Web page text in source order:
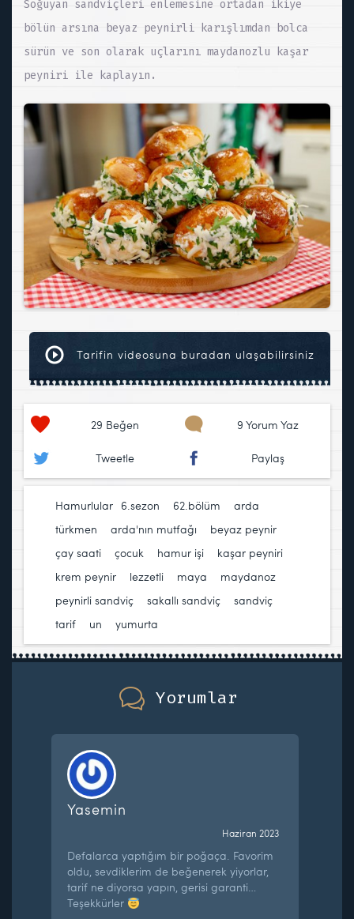
Soğuyan sandviçleri enlemesine ortadan ikiye
bölün arsına beyaz peynirli karışlımdan bolca
sürün ve son olarak uçlarını maydanozlu kaşar
peyniri ile kaplayın.
Tarifin videosuna buradan ulaşabilirsiniz
29 Beğen 9 Yorum Yaz
Tweetle Paylaş
Hamurlular 6.sezon 62.bölüm
arda
türkmen
arda'nın mutfağı beyaz peynir
çay saati
çocuk hamur işi kaşar peyniri
krem peynir
lezzetli maya maydanoz
peynirli sandviç
sakallı sandviç sandviç
tarif
un yumurta
Yorumlar
Yasemin
Haziran 2023
Defalarca yaptığım bir poğaça. Favorim
oldu, sevdiklerim de beğenerek yiyorlar,
tarif ne diyorsa yapın, gerisi garanti…
Teşekkürler